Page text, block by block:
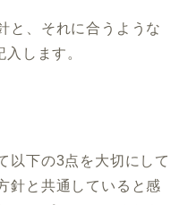
と、それに合うような
します。
以下の3点を大切にして
針と共通していると感